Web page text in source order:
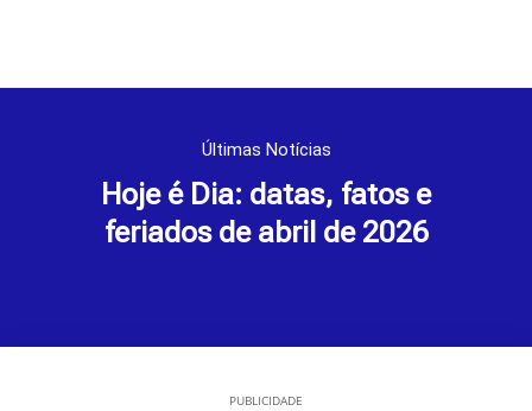
Últimas Notícias
Hoje é Dia: datas, fatos e
feriados de abril de 2026
PUBLICIDADE